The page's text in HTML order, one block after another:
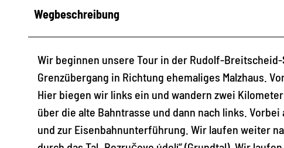
Wegbeschreibung
Wir beginnen unsere Tour in der Rudolf-
Grenzübergang in Richtung ehemaliges Malzhaus.
Hier biegen wir links ein und wandern zwei
über die alte Bahntrasse und dann nach links.
und zur Eisenbahnunterführung. Wir laufen weiter